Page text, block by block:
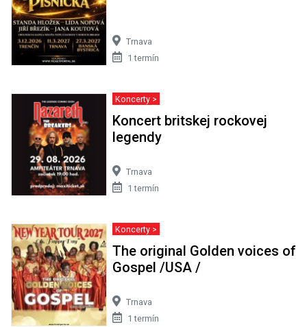
Trnava
1 termín
Koncerty >
Koncert britskej rockovej
legendy
Trnava
1 termín
Koncerty >
The original Golden voices of
Gospel /USA /
Trnava
1 termín